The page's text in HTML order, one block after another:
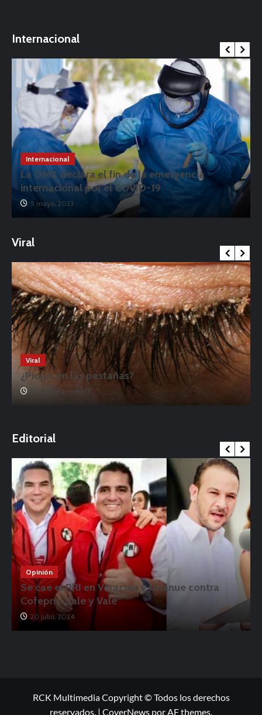
Internacional
Internacional
La OMS declara el fin de la emergencia
internacional por el COVID-19
5 mayo, 2023
Viral
Viral
¿Piojos en las pestañas?
17 noviembre, 2019
Editorial
Opinión
Se cae el PRI en Veracruz y Unánue contra
Cofepris: Sale y Vale
20 julio, 2024
RCK Multimedia Copyright © Todos los derechos
reservados. | CoverNews por AF themes.